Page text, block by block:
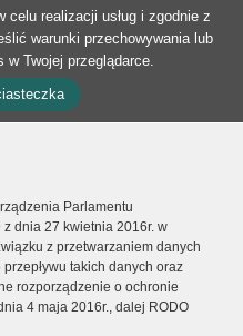
realizacji usług i zgodnie z
warunki przechowywania lub
w Twojej przeglądarce.
Parlamentu
dnia 27 kwietnia 2016r. w
z przetwarzaniem danych
takich danych oraz
rozporządzenie o ochronie
4 maja 2016r., dalej RODO